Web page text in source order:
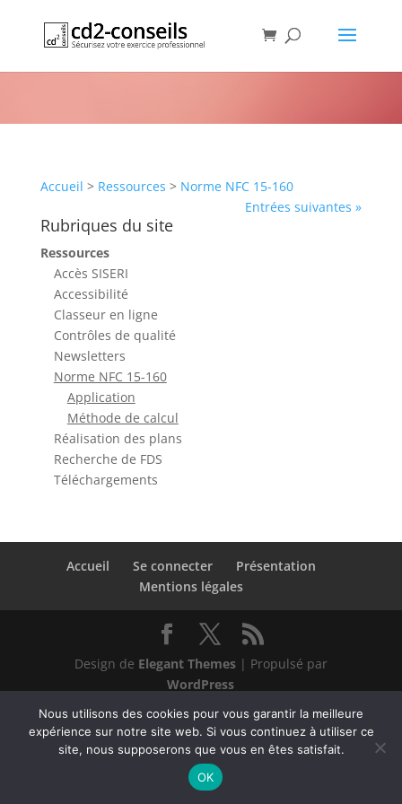
Norme NFC 15-160
Accueil > Ressources > Norme NFC 15-160
Entrées suivantes »
Rubriques du site
Ressources
Accès SISERI
Accessibilité
Classeur en ligne
Contrôles de qualité
Newsletters
Norme NFC 15-160
Application
Méthode de calcul
Réalisation des plans
Recherche de FDS
Téléchargements
Accueil Se connecter
Présentation
Mentions légales
Design de Elegant Themes| Propulsé par
WordPress
Nous utilisons des cookies pour vous garantir la meilleure
expérience sur notre site web. Si vous continuez à utiliser ce
site, nous supposerons que vous en êtes satisfait.
OK